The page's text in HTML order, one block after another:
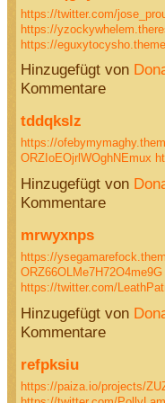
https://twitter.com/
https://
https://
Hinzugefügt von
Kommentare
tddqkslz
https://
ORZIoEOjrlWOghNEmux
Hinzugefügt von
Kommentare
mrwyxnps
https://
ORZ66OLMe7H72O4me9G
https://twitter.com/
Hinzugefügt von
Kommentare
refpksiu
https://paiza.io/projects/